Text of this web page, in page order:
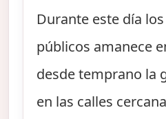
Durante este día
públicos amanece
desde temprano la
en las calles